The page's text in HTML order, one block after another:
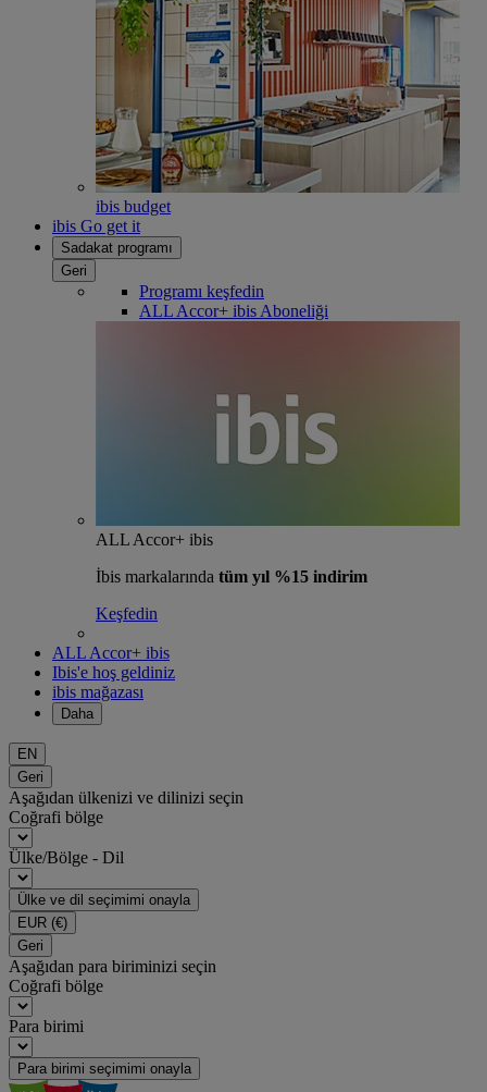
ibis budget
ibis Go get it
Sadakat programı
Geri
Programı keşfedin
ALL Accor+ ibis Aboneliği
ALL Accor+ ibis
İbis markalarında tüm yıl %15 indirim
Keşfedin
ALL Accor+ ibis
Ibis'e hoş geldiniz
ibis mağazası
Daha
EN
Geri
Aşağıdan ülkenizi ve dilinizi seçin
Coğrafi bölge
Ülke/Bölge - Dil
Ülke ve dil seçimimi onayla
EUR (€)
Geri
Aşağıdan para biriminizi seçin
Coğrafi bölge
Para birimi
Para birimi seçimimi onayla